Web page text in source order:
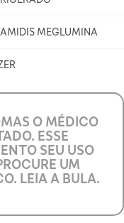
MEGLUMINA
O MÉDICO
ESSE
SEU USO
UM
LEIA A BULA.